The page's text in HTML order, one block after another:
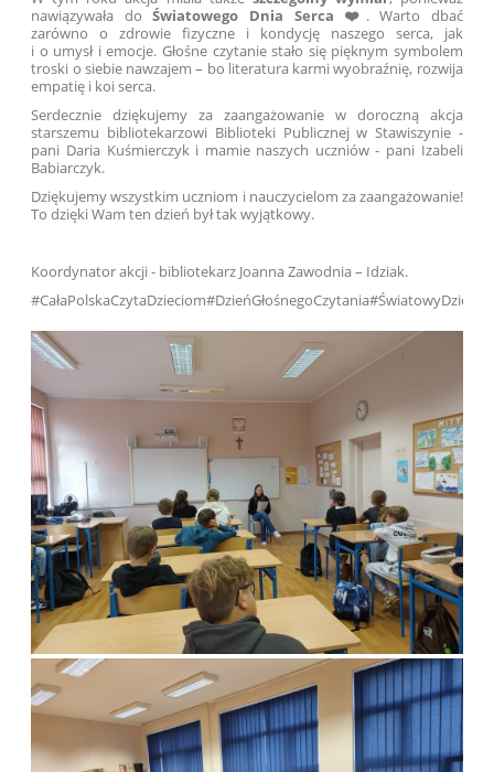
nawiązywała doŚwiatowego Dnia Serca ❤️ . Warto dbać
zarówno o zdrowie fizyczne i kondycję naszego serca, jak
i o umysł i emocje. Głośne czytanie stało się pięknym symbolem
troski o siebie nawzajem – bo literatura karmi wyobraźnię, rozwija
empatię i koi serca.
Serdecznie dziękujemy za zaangażowanie w doroczną akcja
starszemu bibliotekarzowi Biblioteki Publicznej w Stawiszynie -
pani Daria Kuśmierczyk i mamie naszych uczniów - pani Izabeli
Babiarczyk.
Dziękujemy wszystkim uczniom i nauczycielom za zaangażowanie!
To dzięki Wam ten dzień był tak wyjątkowy.
Koordynator akcji - bibliotekarz Joanna Zawodnia – Idziak.